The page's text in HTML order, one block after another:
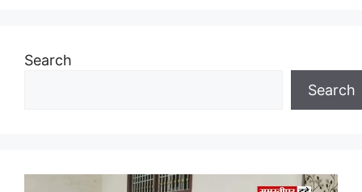
Search
Search